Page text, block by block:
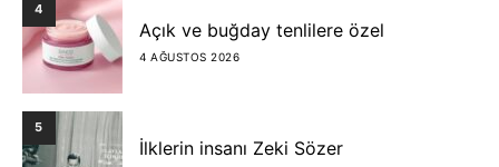
4
Açık ve buğday tenlilere özel
4 AĞUSTOS 2026
5
İlklerin insanı Zeki Sözer